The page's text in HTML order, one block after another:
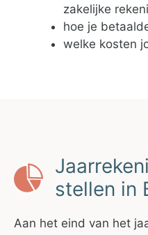
zakelijke
hoe je
welke kosten
stellen in
Aan het eind van het